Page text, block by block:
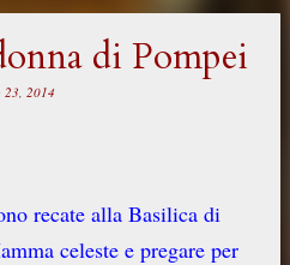
di Pompei
23, 2014
recate alla Basilica di
celeste e pregare per